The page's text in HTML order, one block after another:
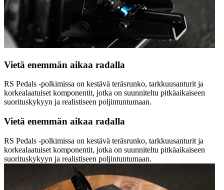
Vietä enemmän aikaa radalla
RS Pedals -polkimissa on kestävä teräsrunko, tarkkuusanturit ja
korkealaatuiset komponentit, jotka on suunniteltu pitkäaikaiseen
suorituskykyyn ja realistiseen poljintuntumaan.
Vietä enemmän aikaa radalla
RS Pedals -polkimissa on kestävä teräsrunko, tarkkuusanturit ja
korkealaatuiset komponentit, jotka on suunniteltu pitkäaikaiseen
suorituskykyyn ja realistiseen poljintuntumaan.